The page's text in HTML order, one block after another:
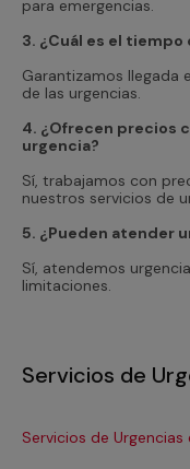
para emergencias.
3. ¿Cuál es el
Garantizamos llegada
de las urgencias.
4. ¿Ofrecen precios
urgencia?
Sí, trabajamos con
nuestros servicios de
5. ¿Pueden atender
Sí, atendemos
limitaciones.
Servicios de
Servicios de Urgencias